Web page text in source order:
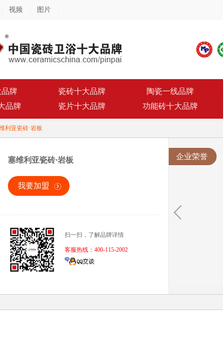
视频 图片
牌 瓷砖十大品牌 陶瓷一线品牌
品牌 瓷片十大品牌 功能砖十大品牌
利亚瓷砖·岩板
塞维利亚瓷砖·岩板
我要加盟
扫一扫，了解品牌详情
客服热线：400-115-2002
企业荣誉